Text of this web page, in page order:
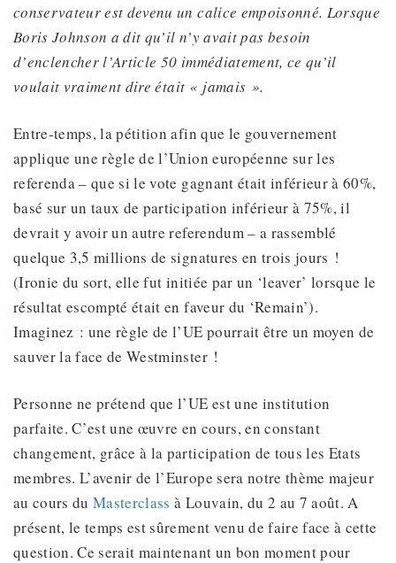
conservateur est devenu un calice empoisonné. Lorsque
Boris Johnson a dit qu’il n’y avait pas besoin
d’enclencherl’Article 50 immédiatement, ce qu’il
voulait vraiment dire était « jamais ».
Entre-temps, la pétition afin que le gouvernement
applique une règle de l’Union européenne sur les
referenda – que si le vote gagnant était inférieur à 60%,
basé sur un taux de participation inférieur à 75%, il
devrait y avoir un autre referendum – a rassemblé
quelque 3,5 millions de signatures en trois jours !
(Ironie du sort, elle fut initiée par un ‘leaver’ lorsque le
résultat escompté était en faveur du ‘Remain’).
Imaginez : une règle de l’UE pourrait être un moyen de
sauver la face de Westminster !
Personne ne prétend que l’UE est une institution
parfaite. C’est une œuvre en cours, en constant
changement, grâce à la participation de tous les Etats
membres. L’avenir de l’Europe sera notre thème majeur
au cours duMasterclass à Louvain, du 2 au 7 août. A
présent, le temps est sûrement venu de faire face à cette
question. Ce serait maintenant un bon moment pour